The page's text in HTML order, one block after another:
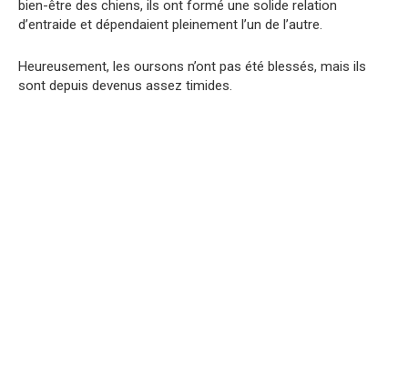
bien-être des chiens, ils ont formé une solide relation
d’entraide et dépendaient pleinement l’un de l’autre.
Heureusement, les oursons n’ont pas été blessés, mais ils
sont depuis devenus assez timides.